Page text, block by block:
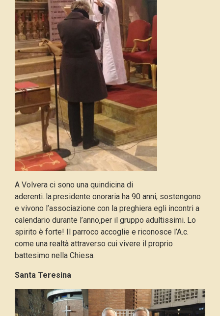
A Volvera ci sono una quindicina di
aderenti..la.presidente onoraria ha 90 anni, sostengono
e vivono l’associazione con la preghiera egli incontri a
calendario durante l’anno,per il gruppo adultissimi. Lo
spirito è forte! Il parroco accoglie e riconosce l’A.c.
come una realtà attraverso cui vivere il proprio
battesimo nella Chiesa.
Santa Teresina